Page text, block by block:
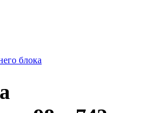
блока